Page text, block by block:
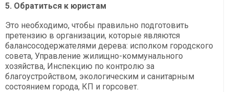
5. Обратиться к юристам
Это необходимо, чтобы правильно подготовить
претензию в организации, которые являются
балансосодержателями дерева: исполком городского
совета, Управление жилищно-коммунального
хозяйства, Инспекцию по контролю за
благоустройством, экологическим и санитарным
состоянием города, КП и горсовет.